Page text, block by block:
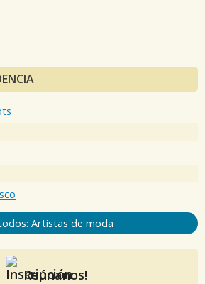
Artistas de moda
Reúnanos!